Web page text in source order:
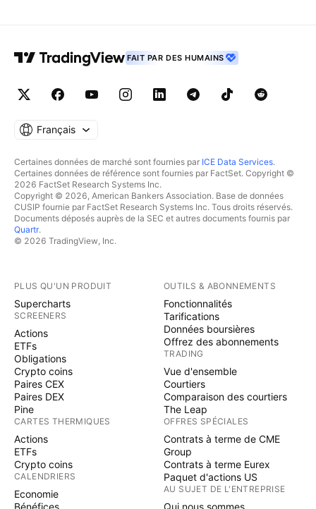
FAIT PAR DES HUMAINS
Français
Certaines données de marché sont fournies par ICE Data Services.
Certaines données de référence sont fournies par FactSet. Copyright ©
2026 FactSet Research Systems Inc.
Copyright © 2026, American Bankers Association. Base de données
CUSIP fournie par FactSet Research Systems Inc. Tous droits réservés.
Documents déposés auprès de la SEC et autres documents fournis par
Quartr.
© 2026 TradingView, Inc.
PLUS QU'UN PRODUIT
Supercharts
SCREENERS
Actions
ETFs
Obligations
Crypto coins
Paires CEX
Paires DEX
Pine
CARTES THERMIQUES
Actions
ETFs
Crypto coins
CALENDRIERS
Economie
Bénéfices
OUTILS & ABONNEMENTS
Fonctionnalités
Tarifications
Données boursières
Offrez des abonnements
TRADING
Vue d'ensemble
Courtiers
Comparaison des courtiers
The Leap
OFFRES SPÉCIALES
Contrats à terme de CME
Group
Contrats à terme Eurex
Paquet d'actions US
AU SUJET DE L'ENTREPRISE
Qui nous sommes